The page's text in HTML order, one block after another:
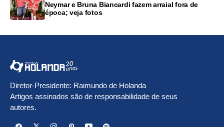
Neymar e Bruna Biancardi fazem arraial fora de
época; veja fotos
Diretor-Presidente: Raimundo de Holanda
Artigos assinados são de responsabilidade de seus
autores.